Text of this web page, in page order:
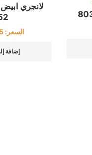
لانجري
السعر:
إضافة